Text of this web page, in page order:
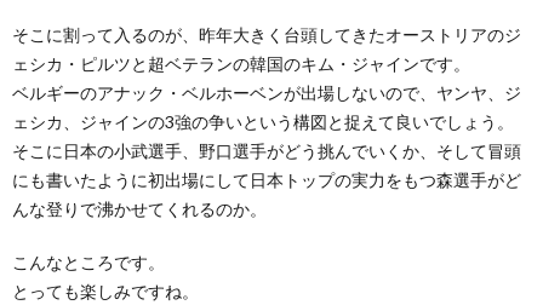
そこに割って入るのが、昨年大きく台頭してきたオーストリアのジ
ェシカ・ピルツと超ベテランの韓国のキム・ジャインです。
ベルギーのアナック・ベルホーベンが出場しないので、ヤンヤ、ジ
ェシカ、ジャインの3強の争いという構図と捉えて良いでしょう。
そこに日本の小武選手、野口選手がどう挑んでいくか、そして冒頭
にも書いたように初出場にして日本トップの実力をもつ森選手がど
んな登りで沸かせてくれるのか。
こんなところです。
とっても楽しみですね。